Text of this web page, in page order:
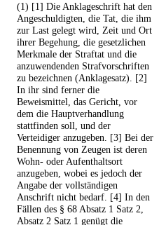
(1) [1] Die Anklageschrift hat den
Angeschuldigten, die Tat, die ihm
zur Last gelegt wird, Zeit und Ort
ihrer Begehung, die gesetzlichen
Merkmale der Straftat und die
anzuwendenden Strafvorschriften
zu bezeichnen (Anklagesatz). [2]
In ihr sind ferner die
Beweismittel, das Gericht, vor
dem die Hauptverhandlung
stattfinden soll, und der
Verteidiger anzugeben. [3] Bei der
Benennung von Zeugen ist deren
Wohn- oder Aufenthaltsort
anzugeben, wobei es jedoch der
Angabe der vollständigen
Anschrift nicht bedarf. [4] In den
Fällen des § 68 Absatz 1 Satz 2,
Absatz 2 Satz 1 genügt die